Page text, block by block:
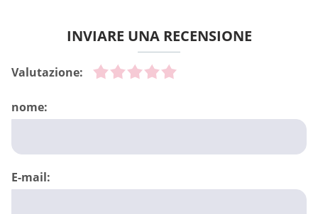
INVIARE UNA RECENSIONE
Valutazione:
nome:
E-mail: